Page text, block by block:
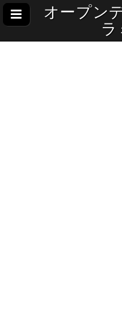
オープン
ラ